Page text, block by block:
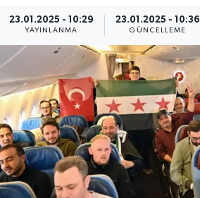
23.01.2025 - 10:29
YAYINLANMA
23.01.2025 - 10:36
GÜNCELLEME
KEMERBURGAZ
KÜLTÜR - SANAT
MAGAZİN
ÖZEL HABER
SAĞLIK